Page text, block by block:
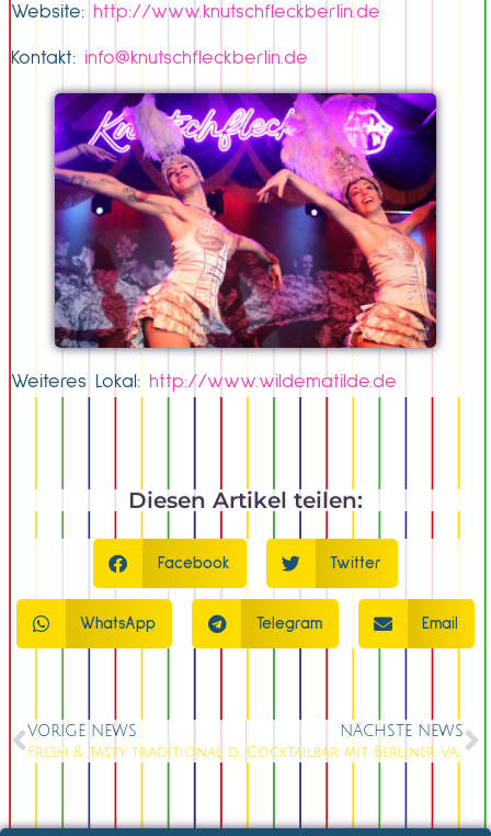
Website: http://www.knutschfleckberlin.de
Kontakt: info@knutschfleckberlin.de
Weiteres Lokal: http://www.wildematilde.de
Diesen Artikel teilen:
Facebook Twitter
WhatsApp Telegram Email
VORIGE NEWS
Fresh & tasty traditional dishes
NÄCHSTE NEWS
Cocktailbar mit Berliner Variete Show